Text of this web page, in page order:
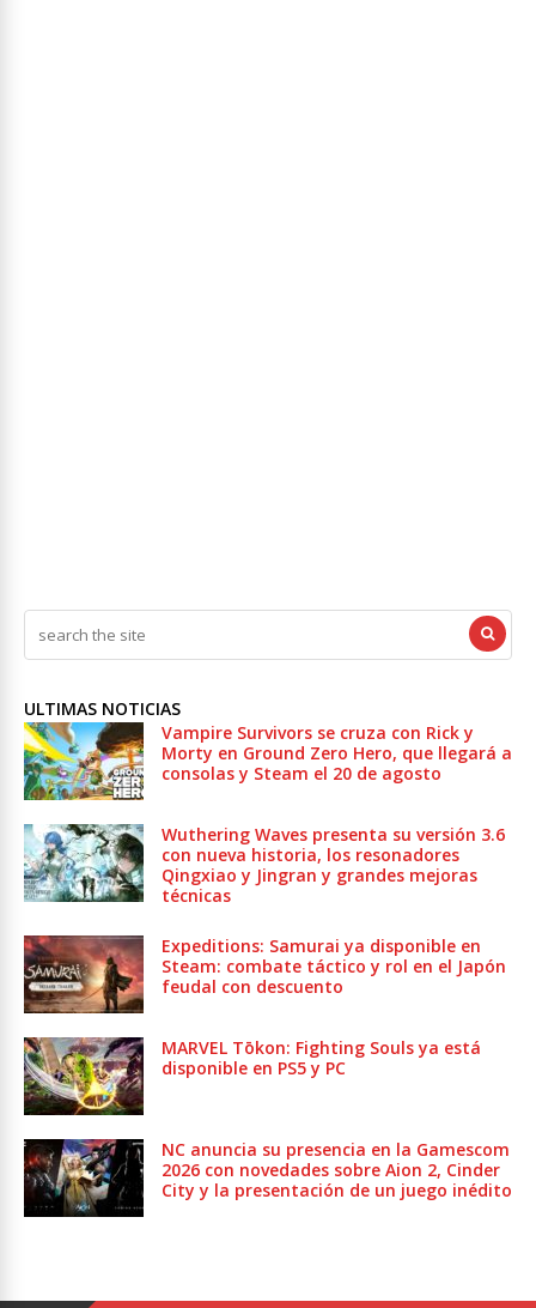
ULTIMAS NOTICIAS
Vampire Survivors se cruza con Rick y
Morty en Ground Zero Hero, que llegará a
consolas y Steam el 20 de agosto
Wuthering Waves presenta su versión 3.6
con nueva historia, los resonadores
Qingxiao y Jingran y grandes mejoras
técnicas
Expeditions: Samurai ya disponible en
Steam: combate táctico y rol en el Japón
feudal con descuento
MARVEL Tōkon: Fighting Souls ya está
disponible en PS5 y PC
NC anuncia su presencia en la Gamescom
2026 con novedades sobre Aion 2, Cinder
City y la presentación de un juego inédito